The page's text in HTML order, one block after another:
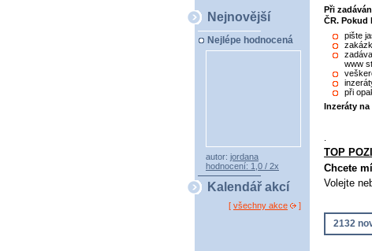
Nejnovější
Nejlépe hodnocená
autor: jordana
hodnocení: 1,0 / 2x
Kalendář akcí
[ všechny akce ]
Při
ČR. Pokud
pište
www
při
Inzeráty
TOP
Chcete
Volejte
2132